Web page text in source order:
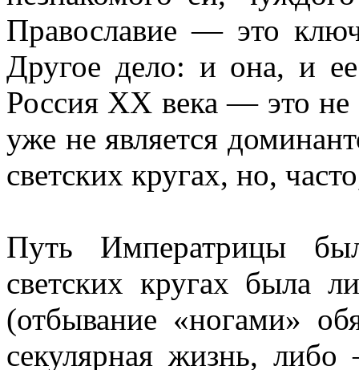
Православие — это
Другое дело: и она, и
Россия XX века — это
уже не является
светских кругах, но,
Путь Императрицы
светских кругах была
(отбывание «ногами»
секулярная жизнь, либо